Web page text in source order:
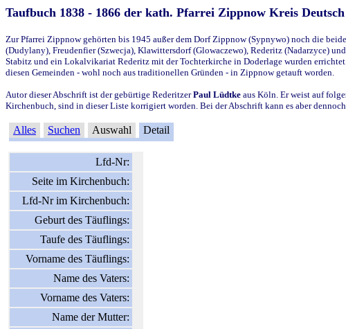
Taufbuch 1838 - 1866 der kath. Pfarrei Zippnow Kreis
Zur Pfarrei Zippnow gehörten bis 1945 außer dem Dorf Zippnow (Sypnywo) noch die
(Dudylany), Freudenfier (Szwecja), Klawittersdorf (Glowaczewo), Rederitz (Nadarzyce)
Stabitz und ein Lokalvikariat Rederitz mit der Tochterkirche in Doderlage wurden
diesen Gemeinden - wohl noch aus traditionellen Gründen - in Zippnow getauft worden.
Autor dieser Abschrift ist der gebürtige RederitzerPaul Lüdtke aus Köln. Er weist auf
Kirchenbuch, sind in dieser Liste korrigiert worden. Bei der Abschrift kann es aber
Alles Suchen Auswahl Detail
Lfd-Nr:
Seite im Kirchenbuch:
Lfd-Nr im Kirchenbuch:
Geburt des Täuflings:
Taufe des Täuflings:
Vorname des Täuflings:
Name des Vaters:
Vorname des Vaters:
Name der Mutter: